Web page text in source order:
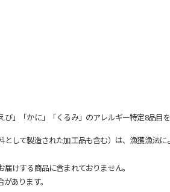
」「かに」「くるみ」のアレルギー特定8品目
して製造された加工品も含む）は、漁獲漁法
けする商品に含まれておりません。
あります。